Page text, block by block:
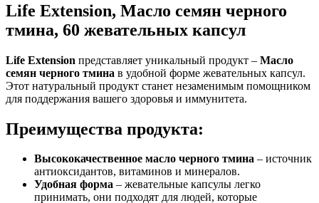
Life Extension, Масло семян черного
тмина, 60 жевательных капсул
Life Extension представляет уникальный продукт – Масло
семян черного тмина в удобной форме жевательных капсул.
Этот натуральный продукт станет незаменимым помощником
для поддержания вашего здоровья и иммунитета.
Преимущества продукта:
Высококачественное масло черного тмина – источник
антиоксидантов, витаминов и минералов.
Удобная форма – жевательные капсулы легко
принимать, они подходят для людей, которые